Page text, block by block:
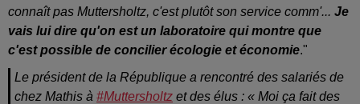
connaît pas Muttersholtz, c'est plutôt son service comm'... Je
vais lui dire qu'on est un laboratoire qui montre que
c'est possible de concilier écologie et économie."
Le président de la République a rencontré des salariés de
chez Mathis à #Muttersholtz et des élus : « Moi ça fait des